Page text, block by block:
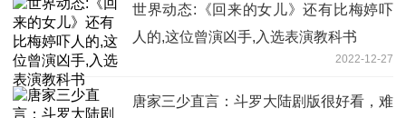
世界动态:《回来的女儿》还有比梅婷吓
人的,这位曾演凶手,入选表演教科书
2022-12-27
唐家三少直言：斗罗大陆剧版很好看，难